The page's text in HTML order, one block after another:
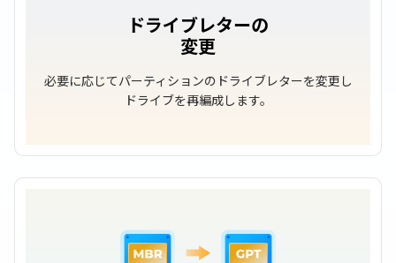
ドライブレターの
変更
必要に応じてパーティションのドライブレターを変更し
ドライブを再編成します。